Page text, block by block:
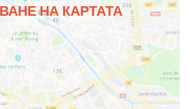
НА КАРТАТА